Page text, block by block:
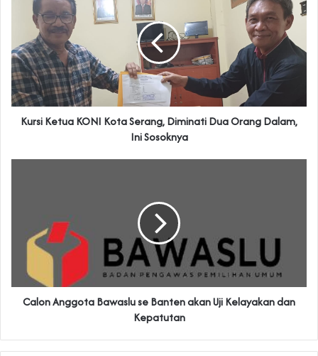
Kursi Ketua KONI Kota Serang, Diminati Dua Orang Dalam,
Ini Sosoknya
Calon Anggota Bawaslu se Banten akan Uji Kelayakan dan
Kepatutan